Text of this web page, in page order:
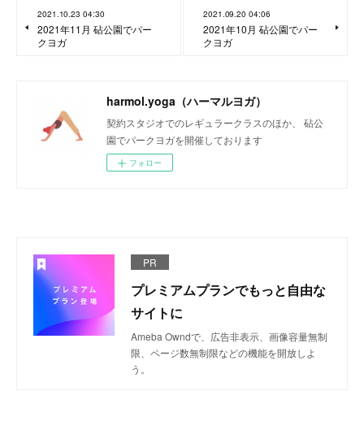
2021.10.23 04:30
2021年11月 砧公園でパー
クヨガ
2021.09.20 04:06
2021年10月 砧公園でパー
クヨガ
harmol.yoga（ハーマルヨガ）
契約スタジオでのレギュラークラスのほか、 砧公
園でパークヨガを開催しております
フォロー
PR
プレミアムプランでもっと自由な
サイトに
Ameba Owndで、広告非表示、画像容量無制
限、ページ数無制限などの機能を開放しよ
う。